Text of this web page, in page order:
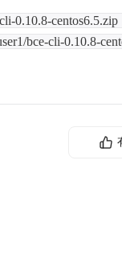
0.10.8-centos6.5.zip
bce-cli-0.10.8-